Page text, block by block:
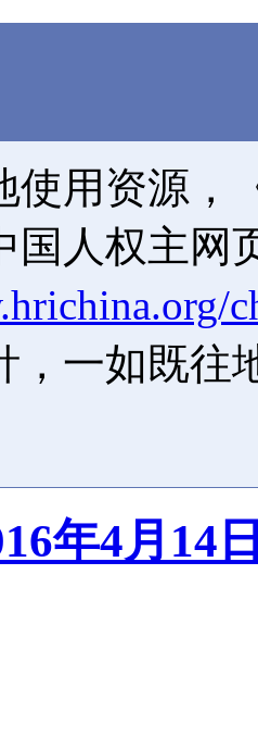
使用资源，
国人权主网
，一如既往
年4月14